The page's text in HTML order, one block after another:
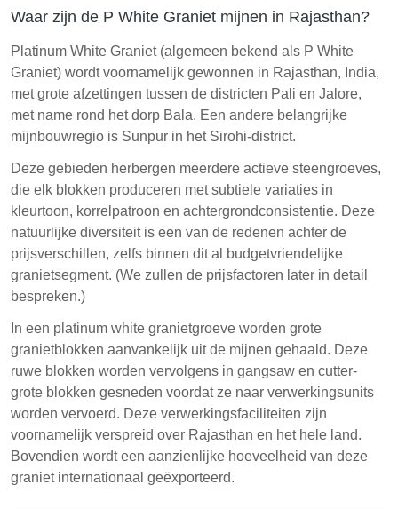
Waar zijn de P White Graniet mijnen in Rajasthan?
Platinum White Graniet (algemeen bekend als P White
Graniet) wordt voornamelijk gewonnen in Rajasthan, India,
met grote afzettingen tussen de districten Pali en Jalore,
met name rond het dorp Bala. Een andere belangrijke
mijnbouwregio is Sunpur in het Sirohi-district.
Deze gebieden herbergen meerdere actieve steengroeves,
die elk blokken produceren met subtiele variaties in
kleurtoon, korrelpatroon en achtergrondconsistentie. Deze
natuurlijke diversiteit is een van de redenen achter de
prijsverschillen, zelfs binnen dit al budgetvriendelijke
granietsegment. (We zullen de prijsfactoren later in detail
bespreken.)
In een platinum white granietgroeve worden grote
granietblokken aanvankelijk uit de mijnen gehaald. Deze
ruwe blokken worden vervolgens in gangsaw en cutter-
grote blokken gesneden voordat ze naar verwerkingsunits
worden vervoerd. Deze verwerkingsfaciliteiten zijn
voornamelijk verspreid over Rajasthan en het hele land.
Bovendien wordt een aanzienlijke hoeveelheid van deze
graniet internationaal geëxporteerd.